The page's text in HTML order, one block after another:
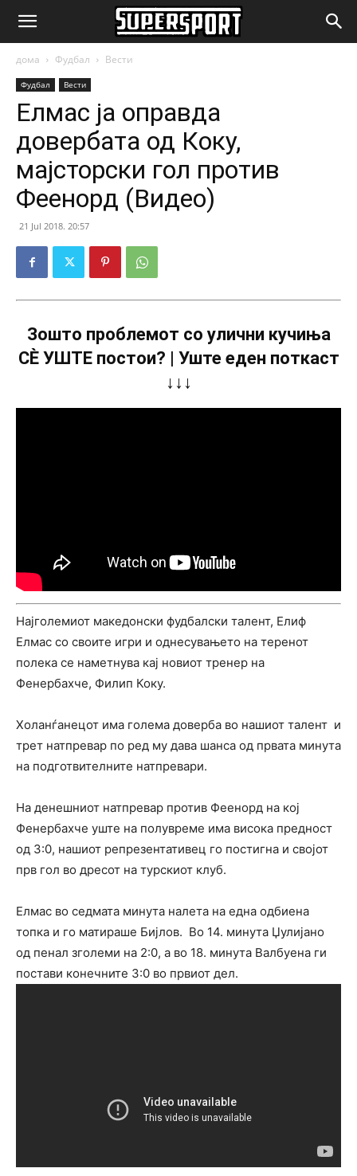
SuperSport.mk
дома Фудбал Вести
Фудбал Вести
Елмас ја оправда
довербата од Коку,
мајсторски гол против
Феенорд (Видео)
21 Jul 2018. 20:57
Зошто проблемот со улични кучиња
СÈ УШТЕ постои? | Уште еден поткаст
↓↓↓
Најголемиот македонски фудбалски талент, Елиф
Елмас со своите игри и однесувањето на теренот
полека се наметнува кај новиот тренер на
Фенербахче, Филип Коку.
Холанѓанецот има голема доверба во нашиот талент и
трет натпревар по ред му дава шанса од првата минута
на подготвителните натпревари.
На денешниот натпревар против Феенорд на кој
Фенербахче уште на полувреме има висока предност
од 3:0, нашиот репрезентативец го постигна и својот
прв гол во дресот на турскиот клуб.
Елмас во седмата минута налета на една одбиена
топка и го матираше Бијлов. Во 14. минута Џулијано
од пенал зголеми на 2:0, а во 18. минута Валбуена ги
постави конечните 3:0 во првиот дел.